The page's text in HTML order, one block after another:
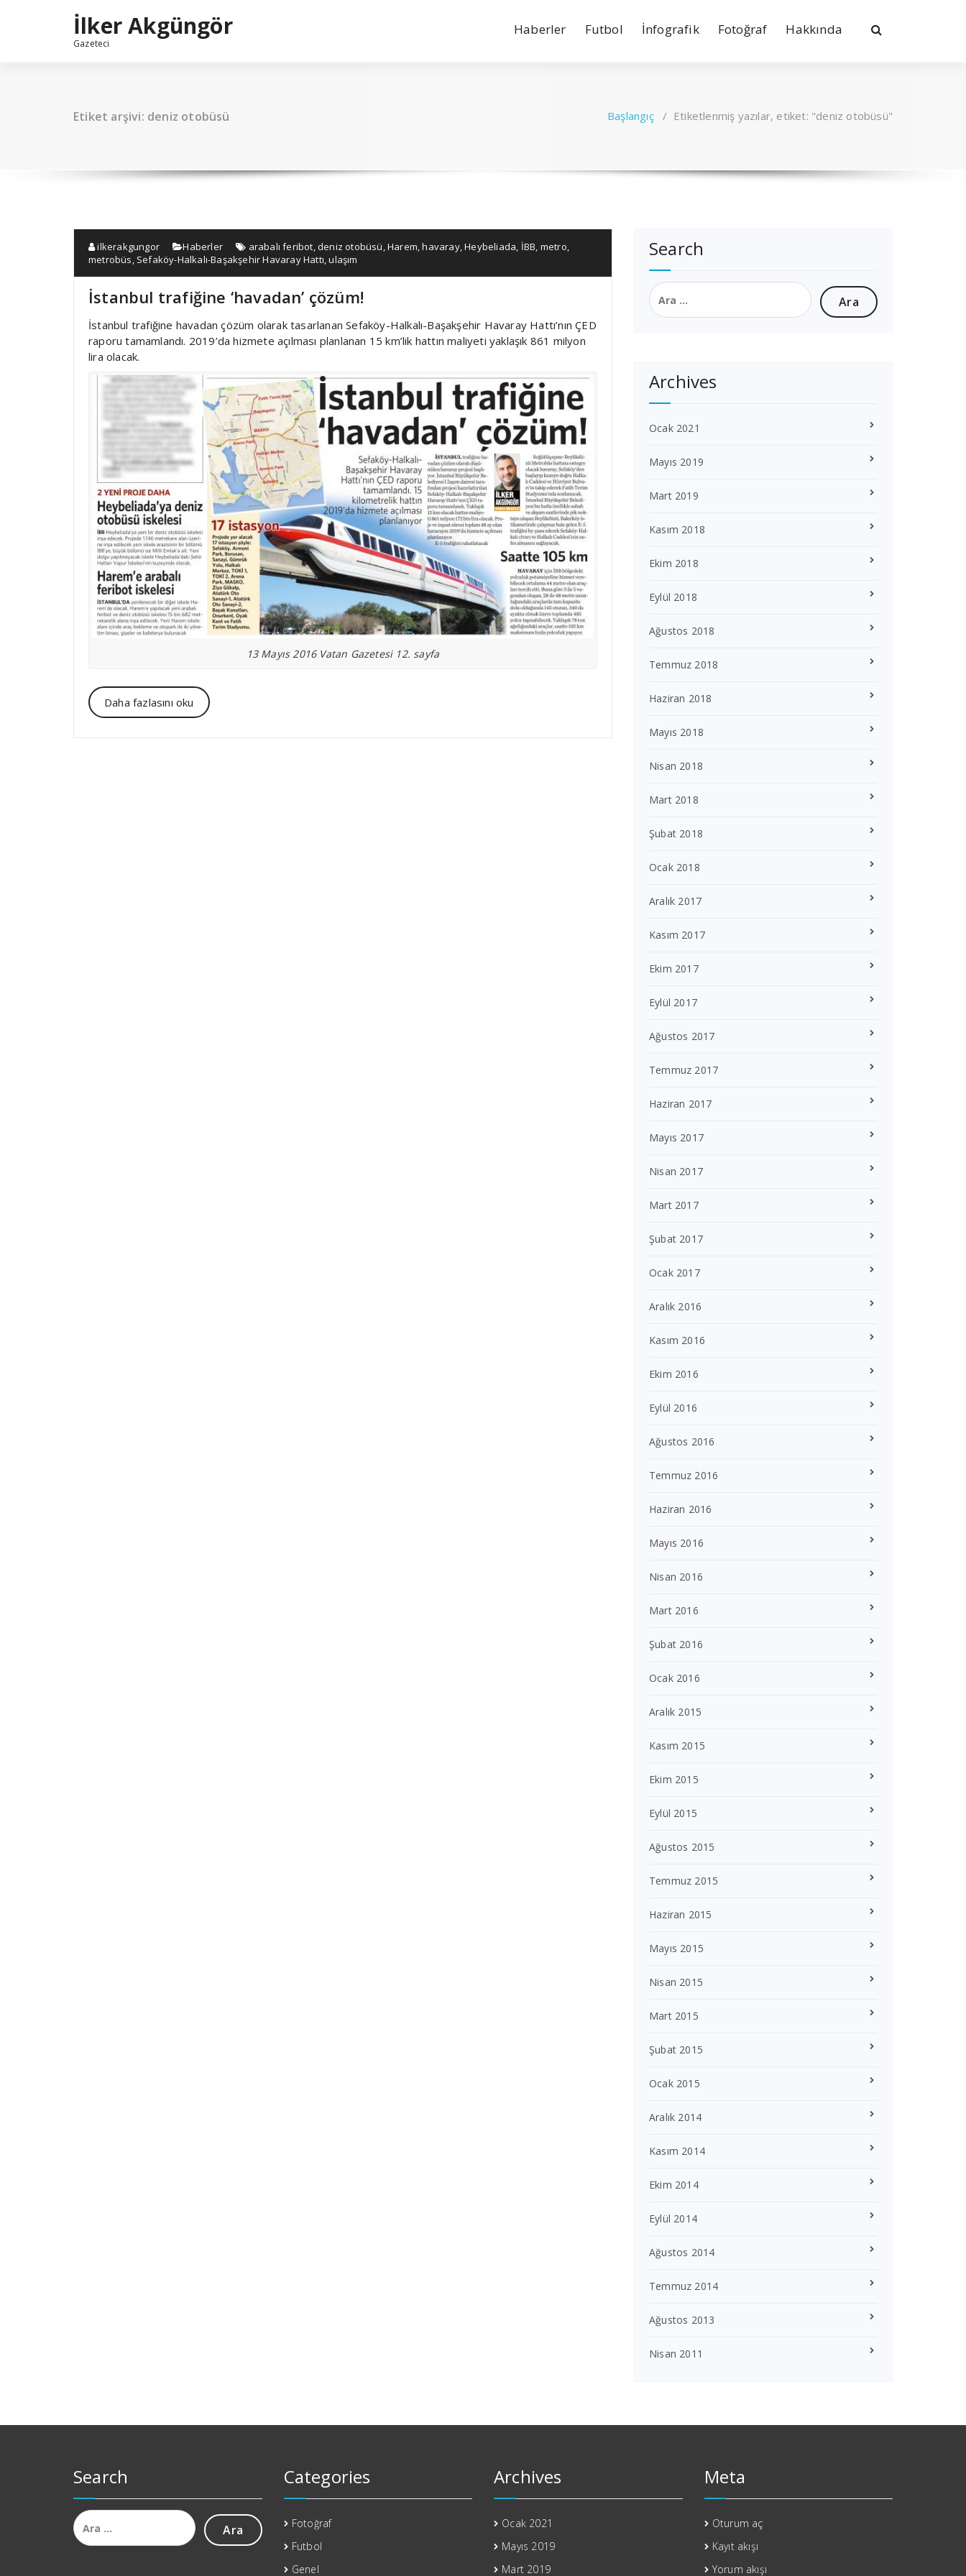
İlker Akgüngör
Gazeteci
Haberler Futbol İnfografik Fotoğraf Hakkında
Etiket arşivi: deniz otobüsü Başlangıç/ Etiketlenmiş yazılar, etiket: "deniz otobüsü"
ilkerakgungor Haberler arabalı feribot,deniz otobüsü,Harem,havaray,Heybeliada, İBB, metro,
metrobüs, Sefaköy-Halkalı-Başakşehir Havaray Hattı,ulaşım
İstanbul trafiğine ‘havadan’ çözüm!
İstanbul trafiğine havadan çözüm olarak tasarlanan Sefaköy-Halkalı-Başakşehir Havaray Hattı’nın ÇED
raporu tamamlandı. 2019’da hizmete açılması planlanan 15 km’lik hattın maliyeti yaklaşık 861 milyon
lira olacak.
13 Mayıs 2016 Vatan Gazetesi 12. sayfa
Daha fazlasını oku
Search
Arama:
Archives
Ocak 2021
Mayıs 2019
Mart 2019
Kasım 2018
Ekim 2018
Eylül 2018
Ağustos 2018
Temmuz 2018
Haziran 2018
Mayıs 2018
Nisan 2018
Mart 2018
Şubat 2018
Ocak 2018
Aralık 2017
Kasım 2017
Ekim 2017
Eylül 2017
Ağustos 2017
Temmuz 2017
Haziran 2017
Mayıs 2017
Nisan 2017
Mart 2017
Şubat 2017
Ocak 2017
Aralık 2016
Kasım 2016
Ekim 2016
Eylül 2016
Ağustos 2016
Temmuz 2016
Haziran 2016
Mayıs 2016
Nisan 2016
Mart 2016
Şubat 2016
Ocak 2016
Aralık 2015
Kasım 2015
Ekim 2015
Eylül 2015
Ağustos 2015
Temmuz 2015
Haziran 2015
Mayıs 2015
Nisan 2015
Mart 2015
Şubat 2015
Ocak 2015
Aralık 2014
Kasım 2014
Ekim 2014
Eylül 2014
Ağustos 2014
Temmuz 2014
Ağustos 2013
Nisan 2011
Search
Arama:
Categories
Fotoğraf
Futbol
Genel
Archives
Ocak 2021
Mayıs 2019
Mart 2019
Meta
Oturum aç
Kayıt akışı
Yorum akışı